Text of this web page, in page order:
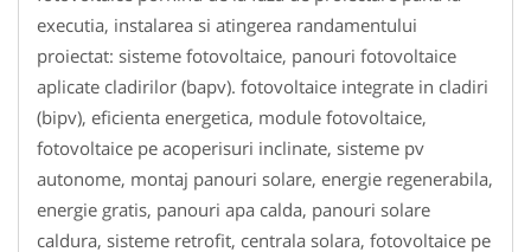
executia, instalarea si atingerea randamentului
proiectat: sisteme fotovoltaice, panouri fotovoltaice
aplicate cladirilor (bapv). fotovoltaice integrate in cladiri
(bipv), eficienta energetica, module fotovoltaice,
fotovoltaice pe acoperisuri inclinate, sisteme pv
autonome, montaj panouri solare, energie regenerabila,
energie gratis, panouri apa calda, panouri solare
caldura, sisteme retrofit, centrala solara, fotovoltaice pe